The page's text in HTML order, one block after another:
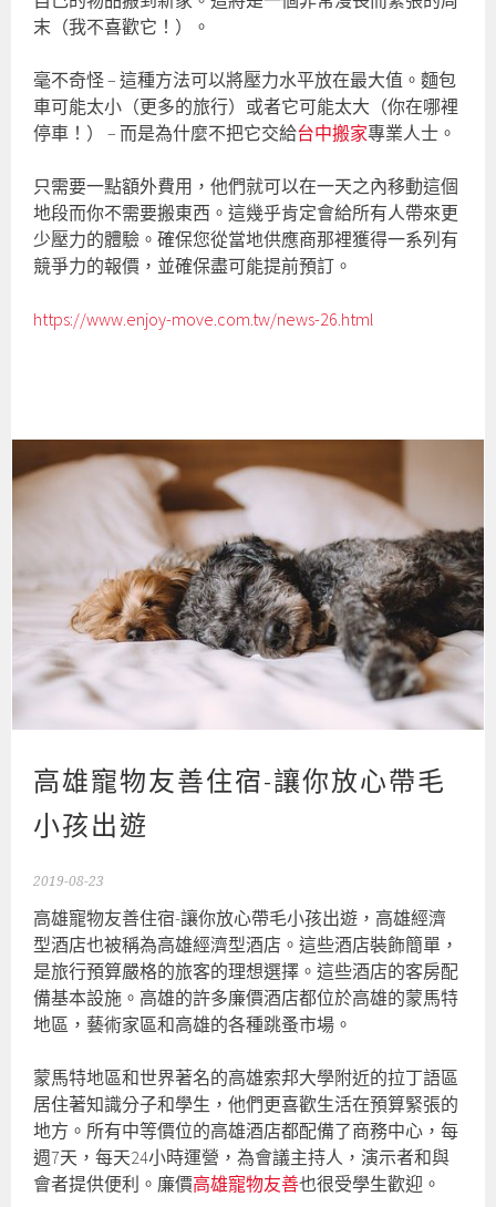
末（我不喜歡它！）。
毫不奇怪 – 這種方法可以將壓力水平放在最大值。麵包
車可能太小（更多的旅行）或者它可能太大（你在哪裡
停車！） – 而是為什麼不把它交給台中搬家專業人士。
只需要一點額外費用，他們就可以在一天之內移動這個
地段而你不需要搬東西。這幾乎肯定會給所有人帶來更
少壓力的體驗。確保您從當地供應商那裡獲得一系列有
競爭力的報價，並確保盡可能提前預訂。
https://www.enjoy-move.com.tw/news-26.html
高雄寵物友善住宿-讓你放心帶毛
小孩出遊
2019-08-23
高雄寵物友善住宿-讓你放心帶毛小孩出遊，高雄經濟
型酒店也被稱為高雄經濟型酒店。這些酒店裝飾簡單，
是旅行預算嚴格的旅客的理想選擇。這些酒店的客房配
備基本設施。高雄的許多廉價酒店都位於高雄的蒙馬特
地區，藝術家區和高雄的各種跳蚤市場。
蒙馬特地區和世界著名的高雄索邦大學附近的拉丁語區
居住著知識分子和學生，他們更喜歡生活在預算緊張的
地方。所有中等價位的高雄酒店都配備了商務中心，每
週7天，每天24小時運營，為會議主持人，演示者和與
會者提供便利。廉價高雄寵物友善也很受學生歡迎。